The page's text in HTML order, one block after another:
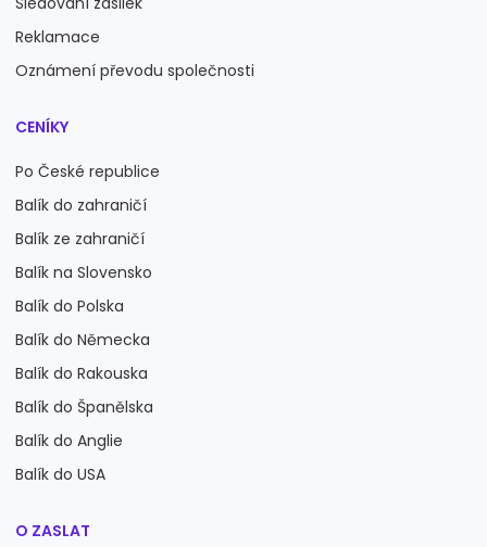
Reklamace
Oznámení převodu společnosti
CENÍKY
Po České republice
Balík do zahraničí
Balík ze zahraničí
Balík na Slovensko
Balík do Polska
Balík do Německa
Balík do Rakouska
Balík do Španělska
Balík do Anglie
Balík do USA
O ZASLAT